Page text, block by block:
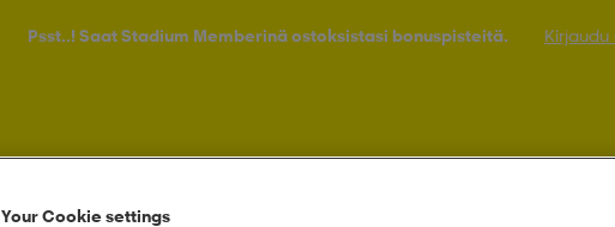
Psst..! Saat Stadium Memberinä ostoksistasi bonuspisteitä. Kirjaudu
Your Cookie settings